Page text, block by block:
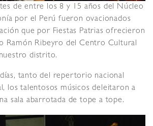
de entre los 8 y 15 años del Núcleo
por el Perú fueron ovacionados
que por Fiestas Patrias ofrecieron
Ramón Ribeyro del Centro Cultural
distrito.
tanto del repertorio nacional
los talentosos músicos deleitaron a
sala abarrotada de tope a tope.